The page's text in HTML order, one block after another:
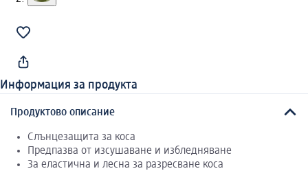
Информация за продукта
Продуктово описание
Слънцезащита за коса
Предпазва от изсушаване и избледняване
За еластична и лесна за разресване коса